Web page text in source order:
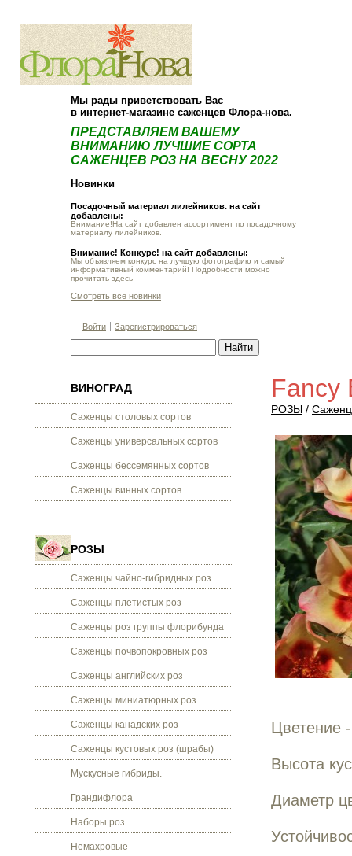
Мы рады приветствовать Вас
в интернет-магазине саженцев Флора-нова.
ПРЕДСТАВЛЯЕМ ВАШЕМУ
ВНИМАНИЮ ЛУЧШИЕ СОРТА
САЖЕНЦЕВ РОЗ НА ВЕСНУ 2022
Новинки
Посадочный материал лилейников. на сайт
добавлены:
Внимание!На сайт добавлен ассортимент по посадочному
материалу лилейников.
Внимание! Конкурс! на сайт добавлены:
Мы объявляем конкурс на лучшую фотографию и самый
информативный комментарий! Подробности можно
прочитать здесь
Смотреть все новинки
Войти Зарегистрироваться
ВИНОГРАД
Саженцы столовых сортов
Саженцы универсальных сортов
Саженцы бессемянных сортов
Саженцы винных сортов
РОЗЫ
Саженцы чайно-гибридных роз
Саженцы плетистых роз
Саженцы роз группы флорибунда
Саженцы почвопокровных роз
Саженцы английских роз
Саженцы миниатюрных роз
Саженцы канадских роз
Саженцы кустовых роз (шрабы)
Мускусные гибриды.
Грандифлора
Наборы роз
Немахровые
Fancy
РОЗЫ /
Цветение
Высота
Диаметр